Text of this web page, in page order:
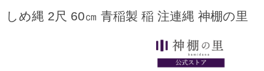
しめ縄 2尺 60㎝ 青稲製 稲 注連縄 神棚の里